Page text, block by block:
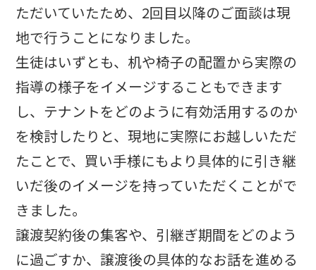
ただいていたため、2回目以降のご面談は現
地で行うことになりました。
生徒はいずとも、机や椅子の配置から実際の
指導の様子をイメージすることもできます
し、テナントをどのように有効活用するのか
を検討したりと、現地に実際にお越しいただ
たことで、買い手様にもより具体的に引き継
いだ後のイメージを持っていただくことがで
きました。
譲渡契約後の集客や、引継ぎ期間をどのよう
に過ごすか、譲渡後の具体的なお話を進める